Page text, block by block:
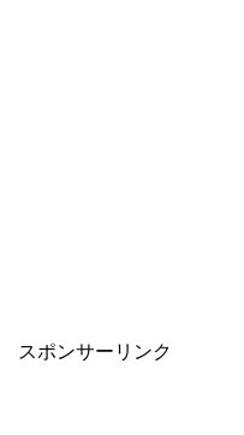
スポンサーリンク